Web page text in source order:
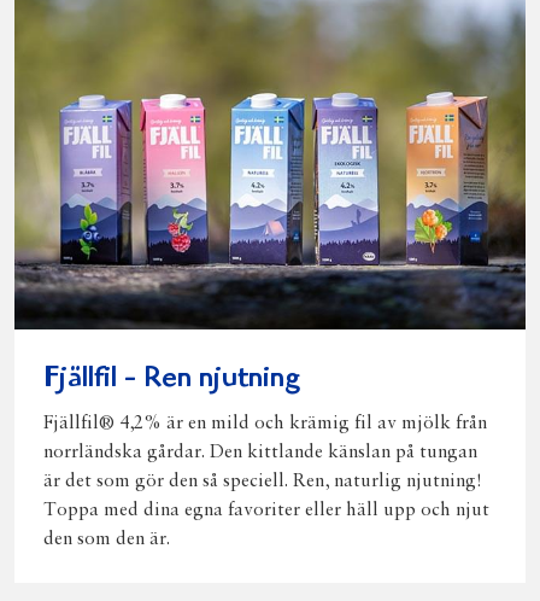
Fjällfil - Ren njutning
Fjällfil® 4,2% är en mild och krämig fil av mjölk från
norrländska gårdar. Den kittlande känslan på tungan
är det som gör den så speciell. Ren, naturlig njutning!
Toppa med dina egna favoriter eller häll upp och njut
den som den är.